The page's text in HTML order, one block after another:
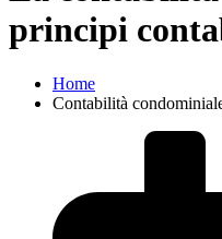
principi
Home
Contabilità